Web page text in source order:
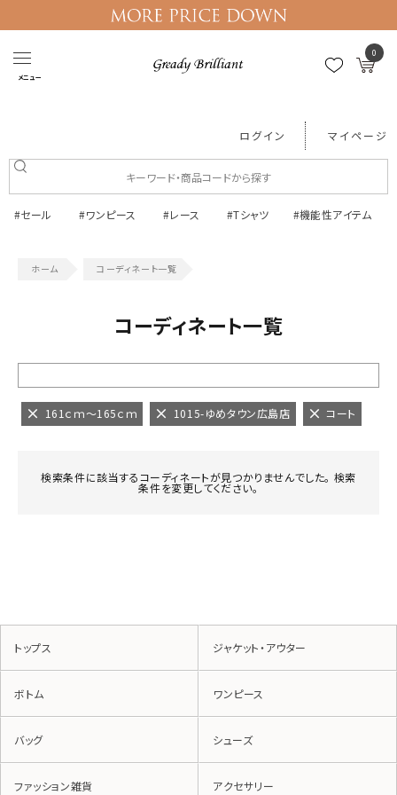
メニュー
0
ログイン マイページ
#セール #ワンピース #レース #Tシャツ #機能性アイテム
コーディネート一覧
コーディネート一覧
161ｃｍ～165ｃｍ 1015-ゆめタウン広島店 コート
検索条件に該当するコーディネートが見つかりませんでした。 検索
条件を変更してください。
トップス ジャケット・アウター
ボトム ワンピース
バッグ シューズ
ファッション雑貨 アクセサリー